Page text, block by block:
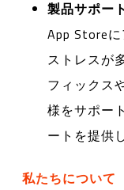
製品サポート
App Store
ストレスが
フィックス
様をサポー
ートを提供
私たちについて